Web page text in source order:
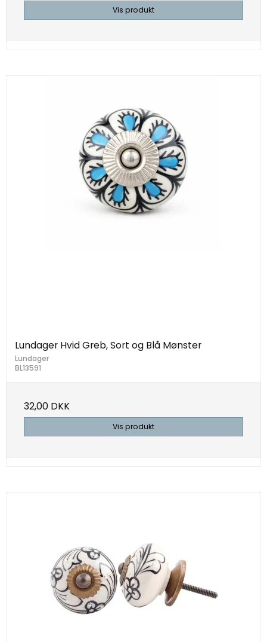
Vis produkt
Lundager Hvid Greb, Sort og Blå Mønster
Lundager
BL13591
32,00 DKK
Vis produkt